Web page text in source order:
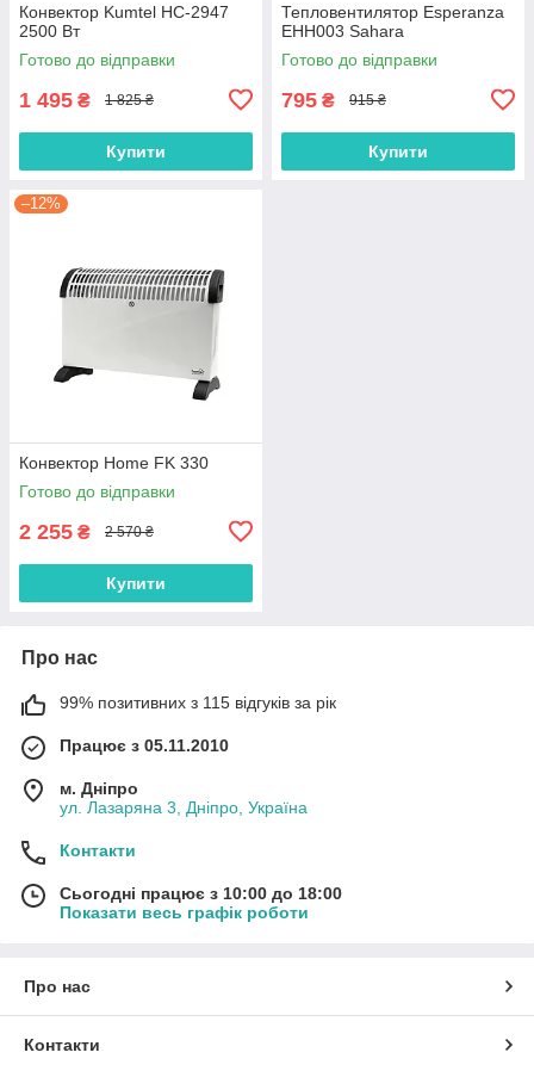
Конвектор Kumtel HC-2947
2500 Вт
Готово до відправки
1 495 ₴ 1 825 ₴
Купити
Тепловентилятор Esperanza
EHH003 Sahara
Готово до відправки
795 ₴ 915 ₴
Купити
–12%
Конвектор Home FK 330
Готово до відправки
2 255 ₴ 2 570 ₴
Купити
Про нас
99% позитивних з 115 відгуків за рік
Працює з 05.11.2010
м. Дніпро
ул. Лазаряна 3, Дніпро, Україна
Контакти
Сьогодні працює з 10:00 до 18:00
Показати весь графік роботи
Про нас
Контакти